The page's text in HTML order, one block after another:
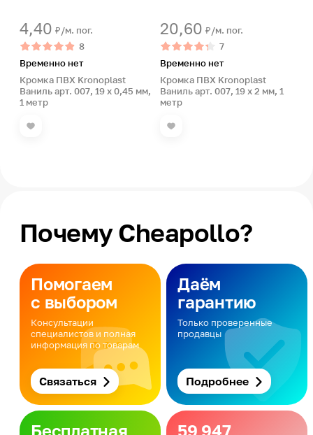
4,40 ₽/м. пог.
8
Временно нет
Кромка ПВХ Kronoplast
Ваниль арт. 007, 19 x 0,45 мм,
1 метр
20,60 ₽/м. пог.
7
Временно нет
Кромка ПВХ Kronoplast
Ваниль арт. 007, 19 x 2 мм, 1
метр
Почему Cheapollo?
Помогаем
с выбором
Консультации
специалистов и полная
информация по товарам
Связаться
Даём
гарантию
Только проверенные
продавцы
Подробнее
Бесплатная 59 947